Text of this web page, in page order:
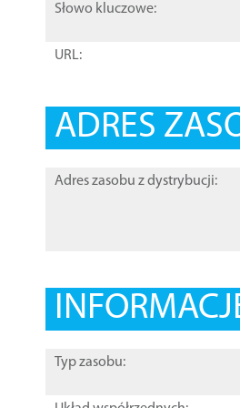
Słowo kluczowe:
URL:
ADRES
Adres zasobu z dystrybucji:
Typ zasobu: